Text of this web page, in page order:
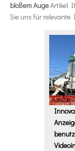
bloßem AugeArtikel
Sie uns für relevante